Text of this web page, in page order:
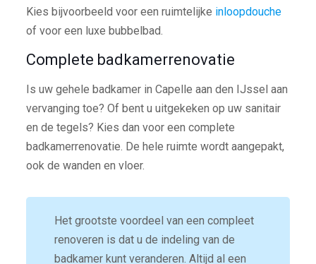
Kies bijvoorbeeld voor een ruimtelijke inloopdouche
of voor een luxe bubbelbad.
Complete badkamerrenovatie
Is uw gehele badkamer in Capelle aan den IJssel aan
vervanging toe? Of bent u uitgekeken op uw sanitair
en de tegels? Kies dan voor een complete
badkamerrenovatie. De hele ruimte wordt aangepakt,
ook de wanden en vloer.
Het grootste voordeel van een compleet
renoveren is dat u de indeling van de
badkamer kunt veranderen. Altijd al een